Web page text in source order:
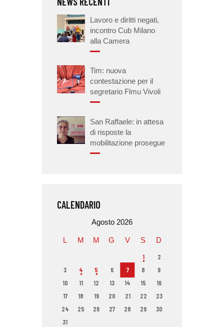
Lavoro e diritti negati,
incontro Cub Milano
alla Camera
Tim: nuova
contestazione per il
segretario Flmu Vivoli
San Raffaele: in attesa
di risposte la
mobilitazione prosegue
CALENDARIO
Agosto 2026
L M M G V S D
1
2
3
4 5 6 7 8
9
10
11 12 13 14 15
16
17
18 19 20 21 22
23
24
25 26 27 28 29
30
31